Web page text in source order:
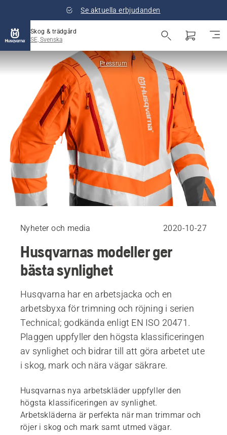
Se aktuella erbjudanden
Skog & trädgård
SE, Svenska
Pressrum
Nyheter och media 2020-10-27
Husqvarnas modeller ger
bästa synlighet
Husqvarna har en arbetsjacka och en
arbetsbyxa för trimning och röjning i serien
Technical; godkända enligt EN ISO 20471.
Plaggen uppfyller den högsta klassificeringen
av synlighet och bidrar till att göra arbetet ute
i skog, mark och nära vägar säkrare.
Husqvarnas nya arbetskläder uppfyller den
högsta klassificeringen av synlighet.
Arbetskläderna är perfekta när man trimmar och
röjer i skog och mark samt utmed vägar.